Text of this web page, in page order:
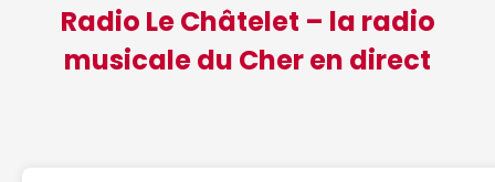
Radio Le Châtelet – la radio
musicale du Cher en direct